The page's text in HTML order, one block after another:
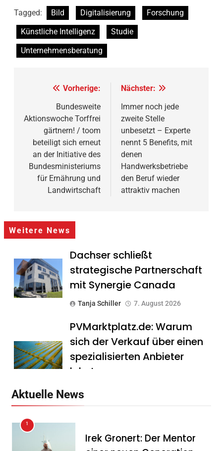
Tagged: Bild Digitalisierung
Forschung
Künstliche Intelligenz
Studie
Unternehmensberatung
Beitragsnavigation
Vorherige:
Bundesweite
Aktionswoche Torffrei
gärtnern! / toom
beteiligt sich erneut
an der Initiative des
Bundesministeriums
für Ernährung und
Landwirtschaft
Nächster:
Immer noch jede
zweite Stelle
unbesetzt – Experte
nennt 5 Benefits, mit
denen
Handwerksbetriebe
den Beruf wieder
attraktiv machen
Weitere News
Dachser schließt
strategische Partnerschaft
mit Synergie Canada
Tanja Schiller 7. August 2026
PVMarktplatz.de: Warum
sich der Verkauf über einen
spezialisierten Anbieter
lohnt
Mitarbeitergespräch pro
Aktuelle News
1
Irek Gronert: Der Mentor